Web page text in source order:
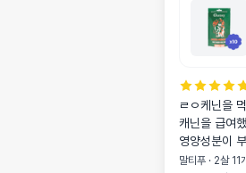
ㄹㅇ케닌을
캐닌을 급여
영양성분이
어요. 오늘
말티푸 · 2살 11